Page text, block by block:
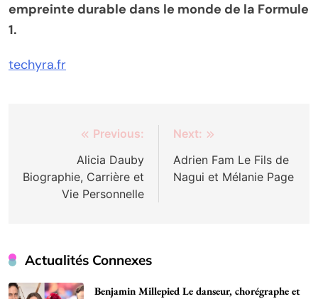
empreinte durable dans le monde de la Formule
1.
techyra.fr
navigation
Previous:
Alicia Dauby
Biographie, Carrière et
Vie Personnelle
Next:
Adrien Fam Le Fils de
Nagui et Mélanie Page
Actualités Connexes
Benjamin Millepied Le danseur, chorégraphe et